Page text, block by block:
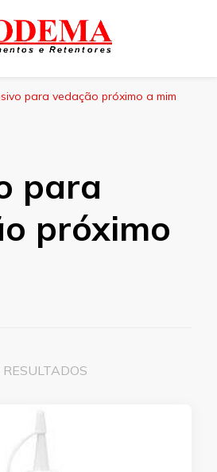
para vedação próximo a mim
para
próximo